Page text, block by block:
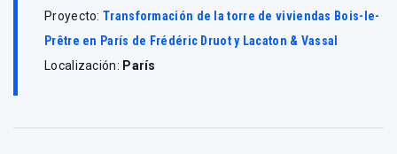
Proyecto: Transformación de la torre de viviendas Bois-le-
Prêtre en París de Frédéric Druot y Lacaton & Vassal
Localización: París